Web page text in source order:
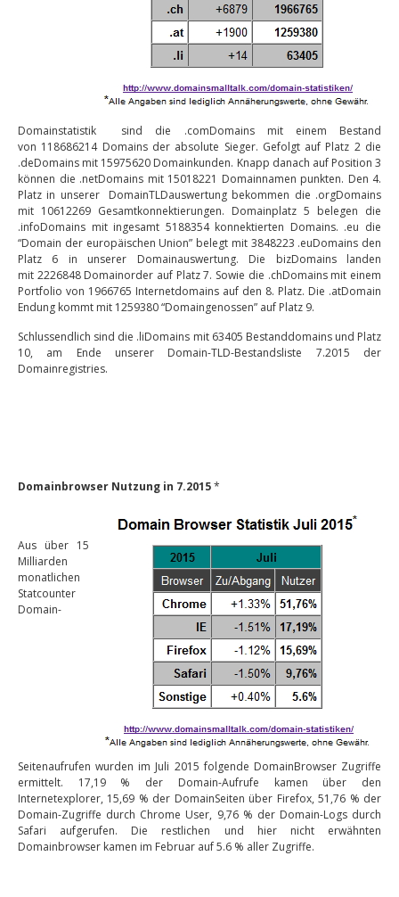
Domainstatistik sind die .comDomains mit einem Bestand
von 118686214 Domains der absolute Sieger. Gefolgt auf Platz 2 die
.deDomains mit 15975620 Domainkunden. Knapp danach auf Position 3
können die .netDomains mit 15018221 Domainnamen punkten. Den 4.
Platz in unserer DomainTLDauswertung bekommen die .orgDomains
mit 10612269 Gesamtkonnektierungen. Domainplatz 5 belegen die
.infoDomains mit ingesamt 5188354 konnektierten Domains. .eu die
“Domain der europäischen Union” belegt mit 3848223 .euDomains den
Platz 6 in unserer Domainauswertung. Die bizDomains landen
mit 2226848 Domainorder auf Platz 7. Sowie die .chDomains mit einem
Portfolio von 1966765 Internetdomains auf den 8. Platz. Die .atDomain
Endung kommt mit 1259380 “Domaingenossen” auf Platz 9.
Schlussendlich sind die .liDomains mit 63405 Bestanddomains und Platz
10, am Ende unserer Domain-TLD-Bestandsliste 7.2015 der
Domainregistries.
Domainbrowser Nutzung in 7.2015*
Aus über 15
Milliarden
monatlichen
Statcounter
Domain-
Seitenaufrufen wurden im Juli 2015 folgende DomainBrowser Zugriffe
ermittelt. 17,19 % der Domain-Aufrufe kamen über den
Internetexplorer, 15,69 % der DomainSeiten über Firefox, 51,76 % der
Domain-Zugriffe durch Chrome User, 9,76 % der Domain-Logs durch
Safari aufgerufen. Die restlichen und hier nicht erwähnten
Domainbrowser kamen im Februar auf 5.6 % aller Zugriffe.